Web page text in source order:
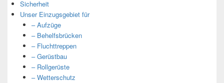
Sicherheit
Unser Einzugsgebiet für
– Aufzüge
– Behelfsbrücken
– Fluchttreppen
– Gerüstbau
– Rollgerüste
– Wetterschutz